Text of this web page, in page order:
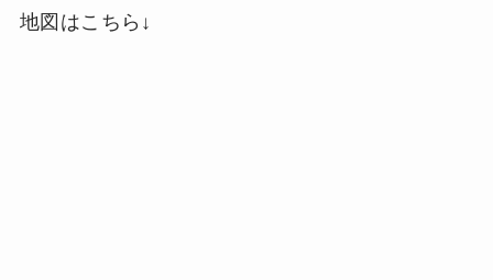
地図はこちら↓